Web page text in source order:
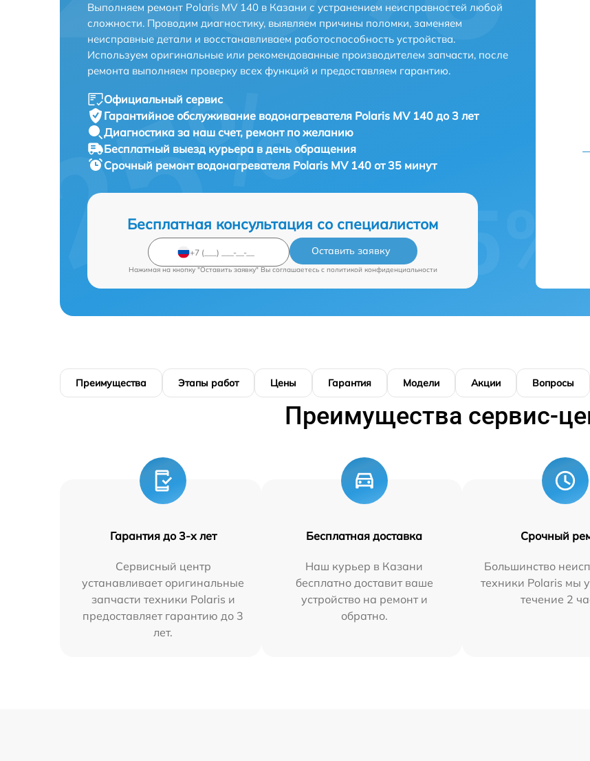
Выполняем ремонт Polaris MV 140 в Казани с устранением неисправностей любой
сложности. Проводим диагностику, выявляем причины поломки, заменяем
неисправные детали и восстанавливаем работоспособность устройства.
Используем оригинальные или рекомендованные производителем запчасти, после
ремонта выполняем проверку всех функций и предоставляем гарантию.
Официальный сервис
Гарантийное обслуживание водонагревателя Polaris MV 140 до 3 лет
Диагностика за наш счет, ремонт по желанию
Бесплатный выезд курьера в день обращения
Срочный ремонт водонагревателя Polaris MV 140 от 35 минут
Бесплатная консультация со специалистом
Оставить заявку
Нажимая на кнопку "Оставить заявку" Вы соглашаетесь c политикой конфиденциальности
Преимущества Этапы работ Цены Гарантия Модели Акции Вопросы
Преимущества сервис-
Гарантия до 3-х лет
Сервисный центр
устанавливает оригинальные
запчасти техники Polaris и
предоставляет гарантию до 3
лет.
Бесплатная доставка
Наш курьер в Казани
бесплатно доставит ваше
устройство на ремонт и
обратно.
Срочный
Большинство
техники Polaris мы
течение 2